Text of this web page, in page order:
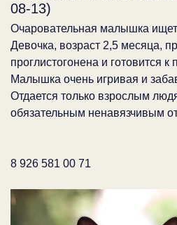
08-13)
Очаровательная малышка
Девочка, возраст 2,5 месяца,
проглистогонена и готовится к
Малышка очень игривая и
Отдается только взрослым
обязательным ненавязчивым
8 926 581 00 71